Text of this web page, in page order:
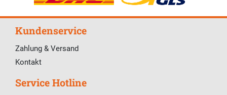
Kundenservice
Zahlung & Versand
Kontakt
Service Hotline